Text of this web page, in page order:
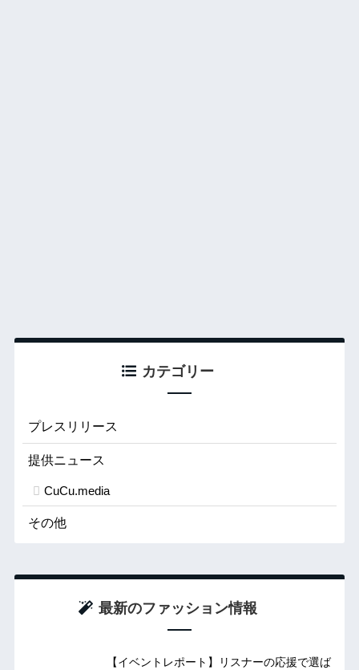
カテゴリー
プレスリリース
提供ニュース
CuCu.media
その他
最新のファッション情報
【イベントレポート】リスナーの応援で選ば